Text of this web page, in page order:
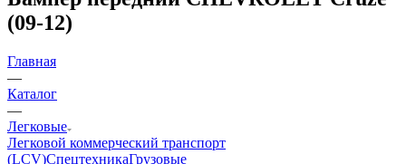
(09-12)
Главная
—
Каталог
—
Легковые
Легковой коммерческий транспорт
(LCV)СпецтехникаГрузовые